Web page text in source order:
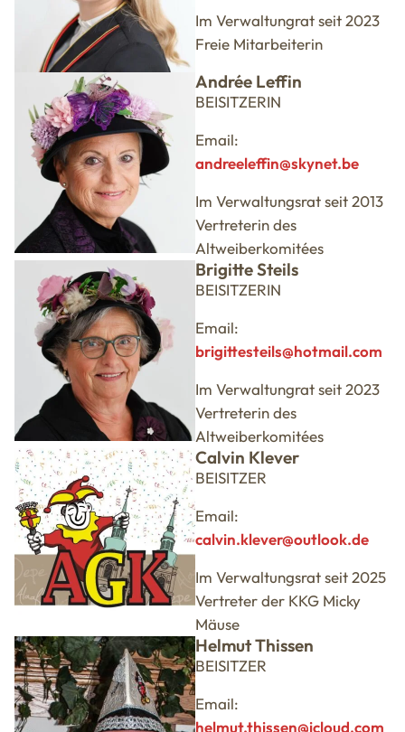
Im Verwaltungrat seit 2023
Freie Mitarbeiterin
Andrée Leffin
BEISITZERIN
Email:
andreeleffin@skynet.be
Im Verwaltungsrat seit 2013
Vertreterin des
Altweiberkomitées
Brigitte Steils
BEISITZERIN
Email:
brigittesteils@hotmail.com
Im Verwaltungrat seit 2023
Vertreterin des
Altweiberkomitées
Calvin Klever
BEISITZER
Email:
calvin.klever@outlook.de
Im Verwaltungsrat seit 2025
Vertreter der KKG Micky
Mäuse
Helmut Thissen
BEISITZER
Email:
helmut.thissen@icloud.com